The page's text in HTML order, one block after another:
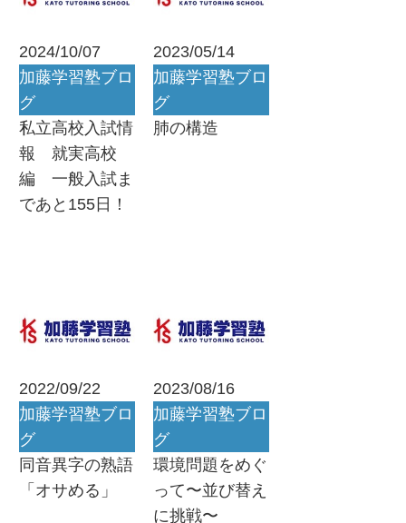
2024/10/07
加藤学習塾ブロ
グ
私立高校入試情
報 就実高校
編 一般入試ま
であと155日！
2023/05/14
加藤学習塾ブロ
グ
肺の構造
2022/09/22
加藤学習塾ブロ
グ
同音異字の熟語
「オサめる」
2023/08/16
加藤学習塾ブロ
グ
環境問題をめぐ
って〜並び替え
に挑戦〜